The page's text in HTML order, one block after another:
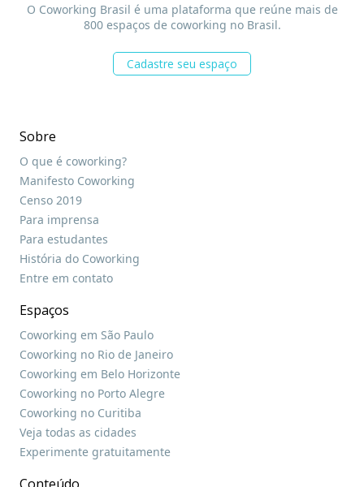
O Coworking Brasil é uma plataforma que reúne mais de
800 espaços de coworking no Brasil.
Cadastre seu espaço
Sobre
O que é coworking?
Manifesto Coworking
Censo 2019
Para imprensa
Para estudantes
História do Coworking
Entre em contato
Espaços
Coworking em São Paulo
Coworking no Rio de Janeiro
Coworking em Belo Horizonte
Coworking no Porto Alegre
Coworking no Curitiba
Veja todas as cidades
Experimente gratuitamente
Conteúdo